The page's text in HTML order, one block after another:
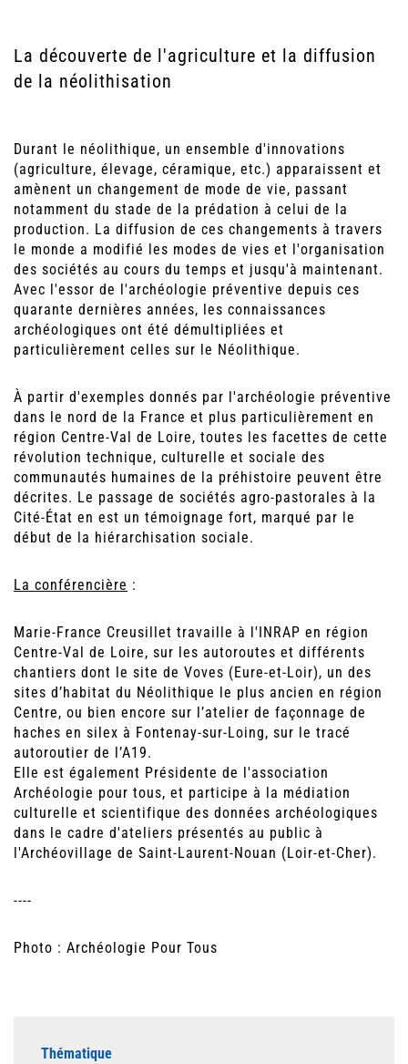
La découverte de l'agriculture et la diffusion
de la néolithisation
Durant le néolithique, un ensemble d'innovations
(agriculture, élevage, céramique, etc.) apparaissent et
amènent un changement de mode de vie, passant
notamment du stade de la prédation à celui de la
production. La diffusion de ces changements à travers
le monde a modifié les modes de vies et l'organisation
des sociétés au cours du temps et jusqu'à maintenant.
Avec l'essor de l'archéologie préventive depuis ces
quarante dernières années, les connaissances
archéologiques ont été démultipliées et
particulièrement celles sur le Néolithique.
À partir d'exemples donnés par l'archéologie préventive
dans le nord de la France et plus particulièrement en
région Centre-Val de Loire, toutes les facettes de cette
révolution technique, culturelle et sociale des
communautés humaines de la préhistoire peuvent être
décrites. Le passage de sociétés agro-pastorales à la
Cité-État en est un témoignage fort, marqué par le
début de la hiérarchisation sociale.
La conférencière :
Marie-France Creusillet travaille à l'INRAP en région
Centre-Val de Loire, sur les autoroutes et différents
chantiers dont le site de Voves (Eure-et-Loir), un des
sites d’habitat du Néolithique le plus ancien en région
Centre, ou bien encore sur l’atelier de façonnage de
haches en silex à Fontenay-sur-Loing, sur le tracé
autoroutier de l’A19.
Elle est également Présidente de l'association
Archéologie pour tous, et participe à la médiation
culturelle et scientifique des données archéologiques
dans le cadre d'ateliers présentés au public à
l'Archéovillage de Saint-Laurent-Nouan (Loir-et-Cher).
----
Photo : Archéologie Pour Tous
Thématique